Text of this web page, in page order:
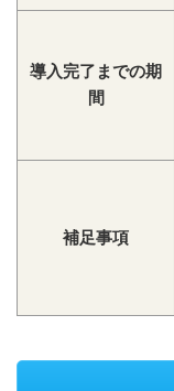
導入完了までの期
間
補足事項